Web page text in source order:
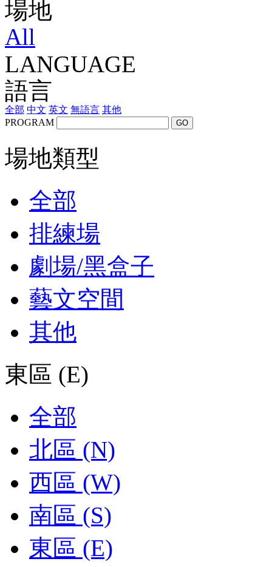
場地
All
LANGUAGE
語言
全部 中文 英文 無語言 其他
PROGRAM
GO
場地類型
全部
排練場
劇場/黑盒子
藝文空間
其他
東區 (E)
全部
北區 (N)
西區 (W)
南區 (S)
東區 (E)